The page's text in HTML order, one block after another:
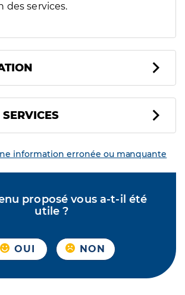
des services.
information erronée ou manquante
proposé vous a-t-il été
utile ?
OUI NON